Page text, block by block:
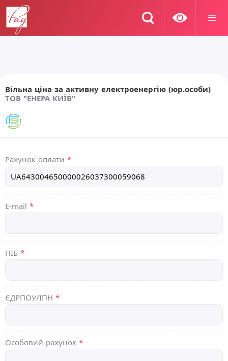
Вільна ціна за активну електроенергію (юр.особи)
ТОВ "ЕНЕРА КИЇВ"
Рахунок оплати *
E-mail *
ПІБ *
ЄДРПОУ/ІПН *
Особовий рахунок *